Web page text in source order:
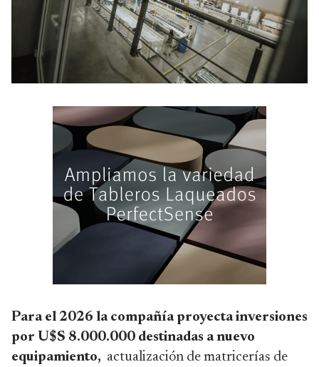
Para el 2026 la compañía proyecta inversiones
por U$S 8.000.000 destinadas a nuevo
equipamiento, actualización de matricerías de